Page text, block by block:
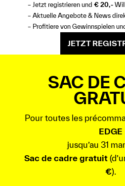
– Jetzt registrieren und € 20,-
– Aktuelle Angebote & News
– Profitiere von Gewinnspielen
JETZT
SAC DE
Pour toutes les
EDGE
jusqu’au 31
Sac de cadre gratuit
€).